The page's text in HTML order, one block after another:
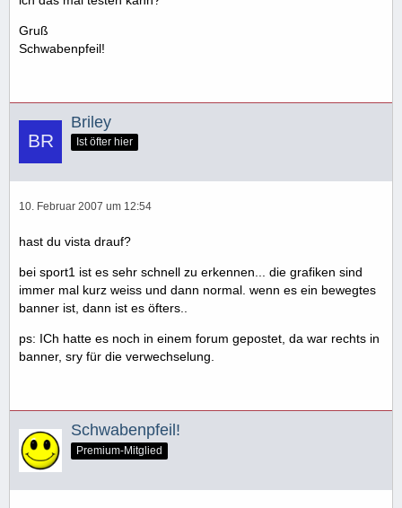
Gruß
Schwabenpfeil!
Briley
Ist öfter hier
10. Februar 2007 um 12:54
hast du vista drauf?
bei sport1 ist es sehr schnell zu erkennen... die grafiken sind
immer mal kurz weiss und dann normal. wenn es ein bewegtes
banner ist, dann ist es öfters..
ps: ICh hatte es noch in einem forum gepostet, da war rechts in
banner, sry für die verwechselung.
Schwabenpfeil!
Premium-Mitglied